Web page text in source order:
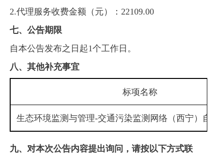
2.代理服务收费金额（元）：22109.00
七、公告期限
自本公告发布之日起1个工作日。
八、其他补充事宜
标项名称
生态环境监测与管理-交通污染监测网络（西宁）自
九、对本次公告内容提出询问，请按以下方式联